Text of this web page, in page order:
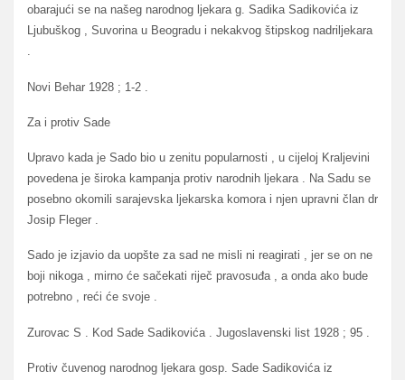
obarajući se na našeg narodnog ljekara g. Sadika Sadikovića iz
Ljubuškog , Suvorina u Beogradu i nekakvog štipskog nadriljekara
.
Novi Behar 1928 ; 1-2 .
Za i protiv Sade
Upravo kada je Sado bio u zenitu popularnosti , u cijeloj Kraljevini
povedena je široka kampanja protiv narodnih ljekara . Na Sadu se
posebno okomili sarajevska ljekarska komora i njen upravni član dr
Josip Fleger .
Sado je izjavio da uopšte za sad ne misli ni reagirati , jer se on ne
boji nikoga , mirno će sačekati riječ pravosuđa , a onda ako bude
potrebno , reći će svoje .
Zurovac S . Kod Sade Sadikovića . Jugoslavenski list 1928 ; 95 .
Protiv čuvenog narodnog ljekara gosp. Sade Sadikovića iz